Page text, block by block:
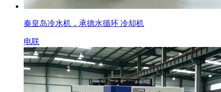
秦皇岛冷水机，承德水循环 冷却机
电联